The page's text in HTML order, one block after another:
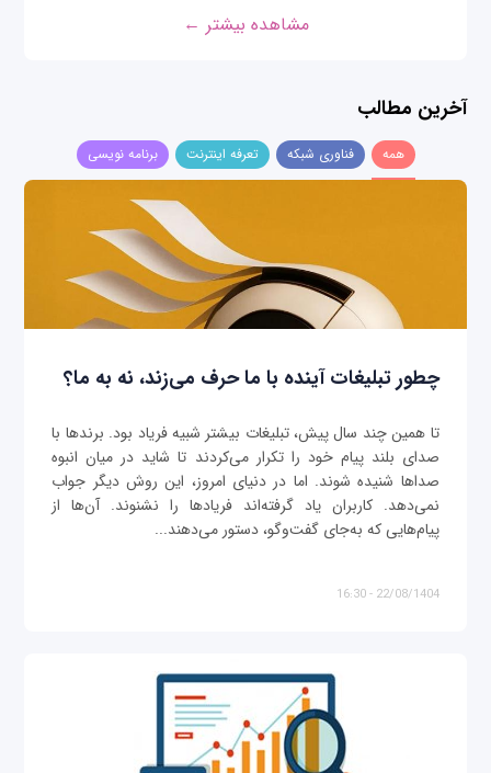
مشاهده بیشتر ←
آخرین مطالب
همه فناوری شبکه تعرفه اینترنت برنامه نویسی
چطور تبلیغات آینده با ما حرف می‌زند، نه به ما؟
تا همین چند سال پیش، تبلیغات بیشتر شبیه فریاد بود. برندها با
صدای بلند پیام خود را تکرار می‌کردند تا شاید در میان انبوه
صداها شنیده شوند. اما در دنیای امروز، این روش دیگر جواب
نمی‌دهد. کاربران یاد گرفته‌اند فریادها را نشنوند. آن‌ها از
پیام‌هایی که به‌جای گفت‌وگو، دستور می‌دهند...
22/08/1404 - 16:30